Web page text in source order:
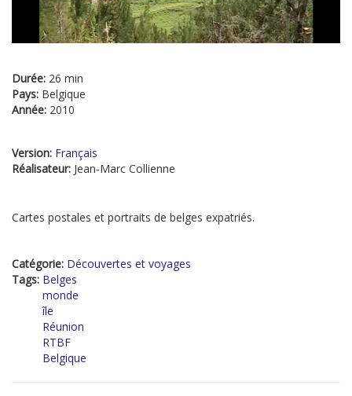
Durée: 26 min
Pays: Belgique
Année: 2010
Version: Français
Réalisateur: Jean-Marc Collienne
Cartes postales et portraits de belges expatriés.
Catégorie: Découvertes et voyages
Tags: Belges
monde
île
Réunion
RTBF
Belgique